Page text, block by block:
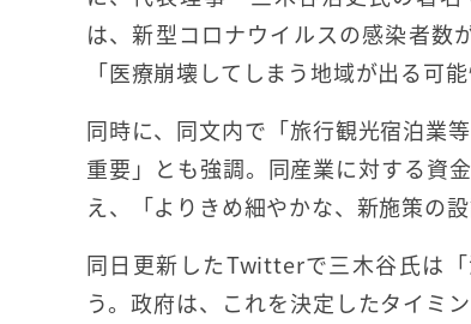
は、新型コロナウイルスの感染者数
「医療崩壊してしまう地域が出る可
同時に、同文内で「旅行観光宿泊業
重要」とも強調。同産業に対する資
え、「よりきめ細やかな、新施策の
同日更新したTwitterで三木谷氏は
う。政府は、これを決定したタイミ